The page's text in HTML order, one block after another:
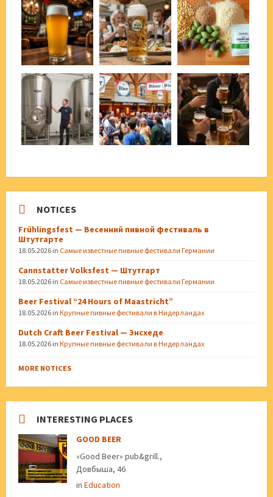
NOTICES
Frühlingsfest — Весенний пивной фестиваль в
Штутгарте
18.05.2026 in Самые известные пивные фестивали Германии
Cannstatter Volksfest — Штутгарт
18.05.2026 in Самые известные пивные фестивали Германии
Beer Festival “24 Hours of Maastricht”
18.05.2026 in Крупные пивные фестивали в Нидерландах
Dutch Craft Beer Festival — Энсхеде
18.05.2026 in Крупные пивные фестивали в Нидерландах
MORE NOTICES
INTERESTING PLACES
GOOD BEER
«Good Beer» pub&grill.,
Довбыша, 46
in Education